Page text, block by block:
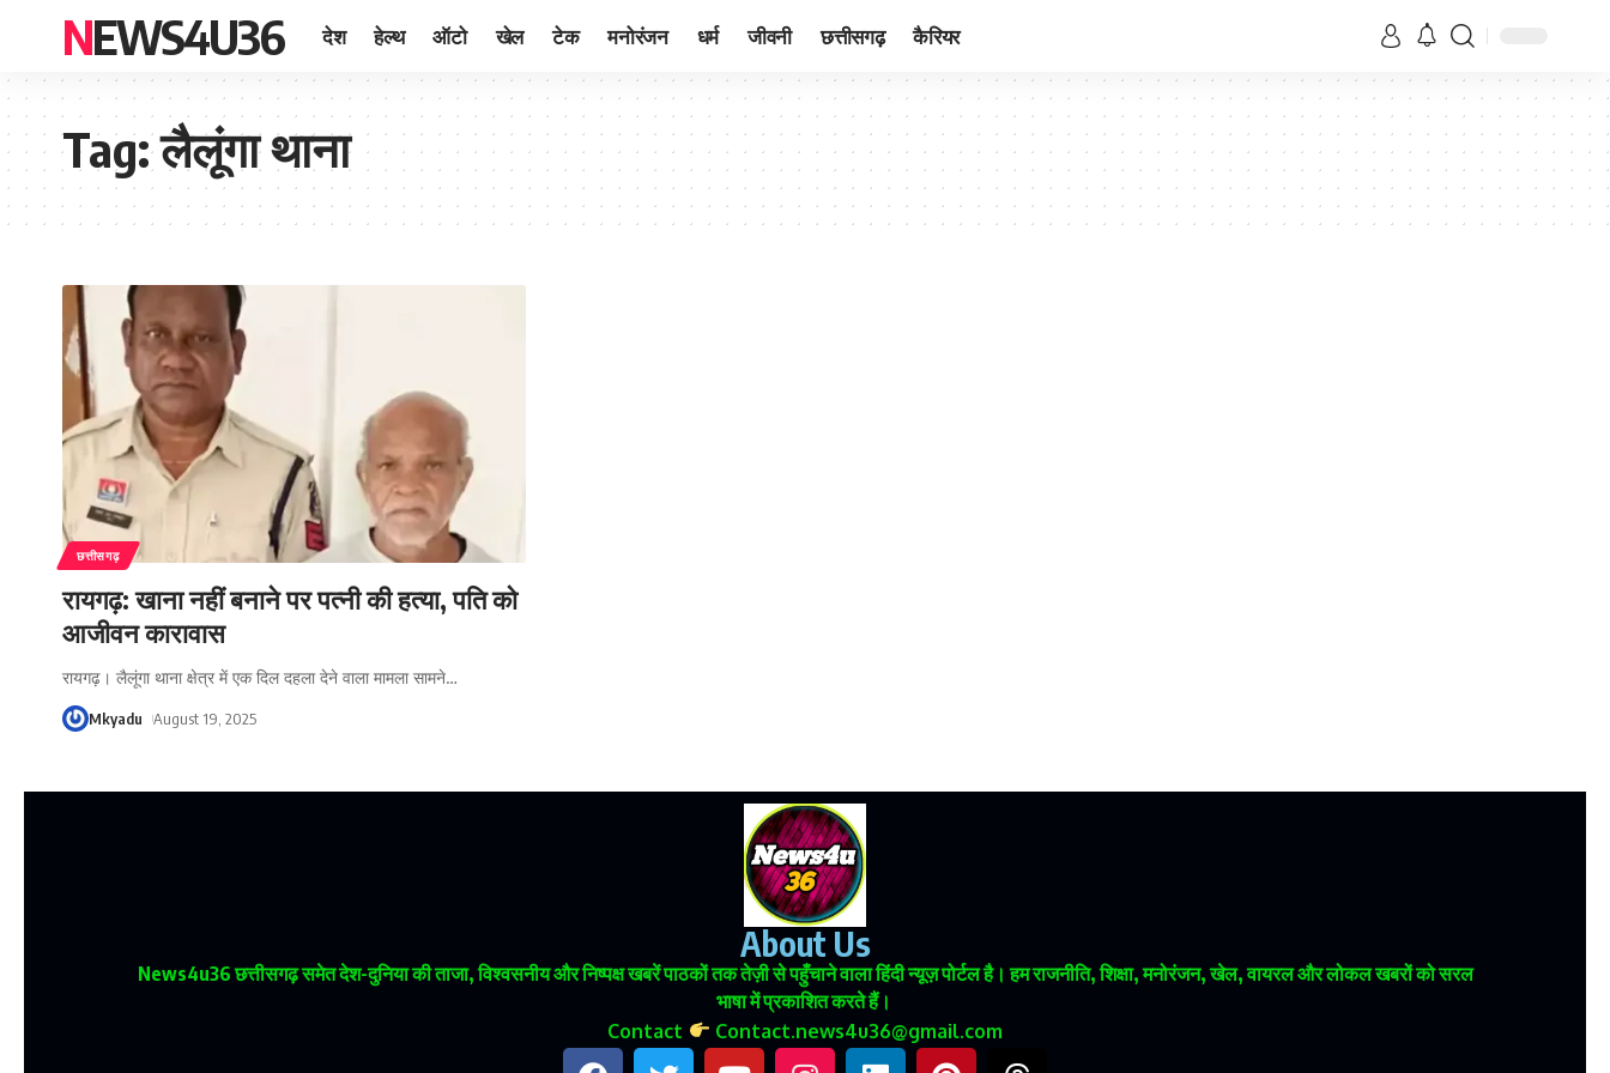
NEWS4U36 देश हेल्थ ऑटो खेल टेक मनोरंजन धर्म जीवनी छत्तीसगढ़ कैरियर
Tag:लैलूंगा थाना
छत्तीसगढ़
रायगढ़: खाना नहीं बनाने पर पत्नी की हत्या, पति को
आजीवन कारावास
रायगढ़। लैलूंगा थाना क्षेत्र में एक दिल दहला देने वाला मामला सामने…
Mkyadu August 19, 2025
About Us
News4u36छत्तीसगढ़ समेत देश-दुनिया की ताजा, विश्वसनीय और निष्पक्ष खबरें पाठकों तक तेज़ी से पहुँचाने वाला हिंदी न्यूज़ पोर्टल है। हम राजनीति, शिक्षा, मनोरंजन, खेल, वायरल और लोकल खबरों को सरल
भाषा में प्रकाशित करते हैं।
Contact
Contact.news4u36@gmail.com